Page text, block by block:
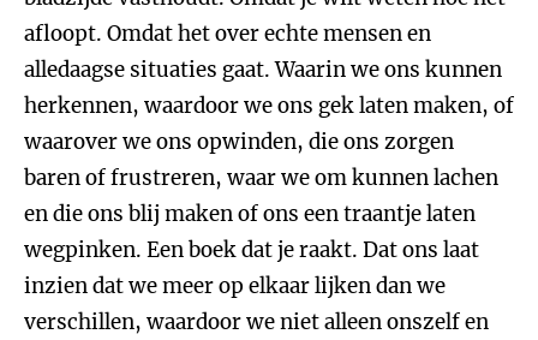
afloopt. Omdat het over echte mensen en
alledaagse situaties gaat. Waarin we ons kunnen
herkennen, waardoor we ons gek laten maken, of
waarover we ons opwinden, die ons zorgen
baren of frustreren, waar we om kunnen lachen
en die ons blij maken of ons een traantje laten
wegpinken. Een boek dat je raakt. Dat ons laat
inzien dat we meer op elkaar lijken dan we
verschillen, waardoor we niet alleen onszelf en